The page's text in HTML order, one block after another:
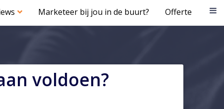
Marketeer bij jou in de buurt? Offerte
voldoen?